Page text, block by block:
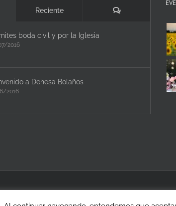
Reciente Comentarios
boda civil y por la Iglesia
2016
a Dehesa Bolaños
2016